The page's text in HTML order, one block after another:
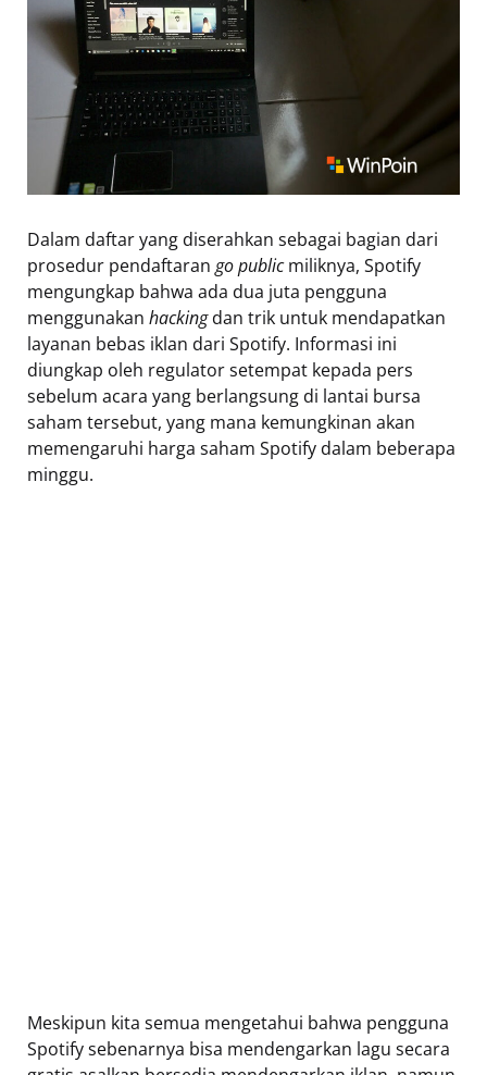
Dalam daftar yang diserahkan sebagai bagian dari
prosedur pendaftaran go publicmiliknya, Spotify
mengungkap bahwa ada dua juta pengguna
menggunakan hackingdan trik untuk mendapatkan
layanan bebas iklan dari Spotify. Informasi ini
diungkap oleh regulator setempat kepada pers
sebelum acara yang berlangsung di lantai bursa
saham tersebut, yang mana kemungkinan akan
memengaruhi harga saham Spotify dalam beberapa
minggu.
Meskipun kita semua mengetahui bahwa pengguna
Spotify sebenarnya bisa mendengarkan lagu secara